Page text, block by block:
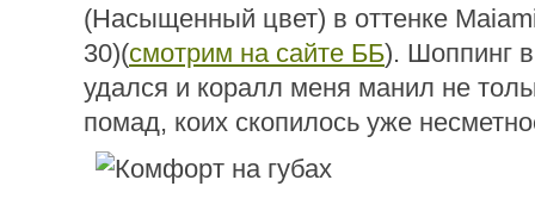
(Насыщенный цвет) в оттенке
30)(смотрим на сайте ББ). Шоппинг
удался и коралл меня манил не
помад, коих скопилось уже